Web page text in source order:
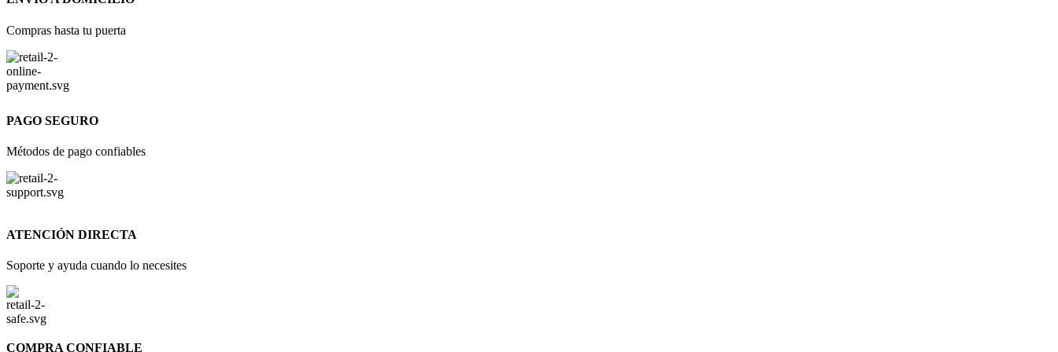
Compras hasta tu puerta
PAGO SEGURO
Métodos de pago confiables
ATENCIÓN DIRECTA
Soporte y ayuda cuando lo necesites
COMPRA CONFIABLE